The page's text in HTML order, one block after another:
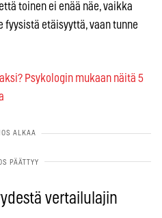
toinen ei enää näe, vaikka
fyysistä etäisyyttä, vaan tunne
Psykologin mukaan näitä 5
vertailulajin